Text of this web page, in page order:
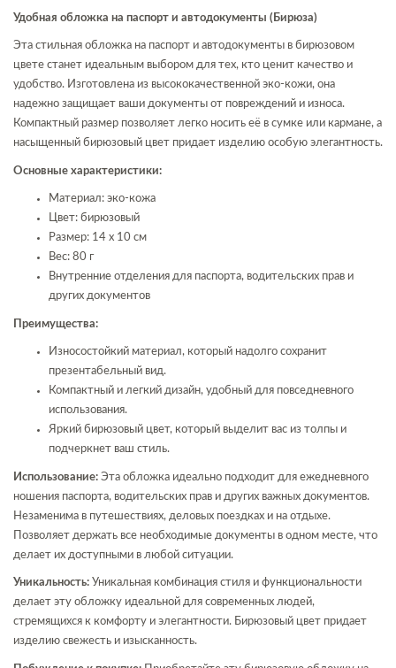
Удобная обложка на паспорт и автодокументы (Бирюза)
Эта стильная обложка на паспорт и автодокументы в бирюзовом
цвете станет идеальным выбором для тех, кто ценит качество и
удобство. Изготовлена из высококачественной эко-кожи, она
надежно защищает ваши документы от повреждений и износа.
Компактный размер позволяет легко носить её в сумке или кармане, а
насыщенный бирюзовый цвет придает изделию особую элегантность.
Основные характеристики:
Материал: эко-кожа
Цвет: бирюзовый
Размер: 14 x 10 см
Вес: 80 г
Внутренние отделения для паспорта, водительских прав и
других документов
Преимущества:
Износостойкий материал, который надолго сохранит
презентабельный вид.
Компактный и легкий дизайн, удобный для повседневного
использования.
Яркий бирюзовый цвет, который выделит вас из толпы и
подчеркнет ваш стиль.
Использование: Эта обложка идеально подходит для ежедневного
ношения паспорта, водительских прав и других важных документов.
Незаменима в путешествиях, деловых поездках и на отдыхе.
Позволяет держать все необходимые документы в одном месте, что
делает их доступными в любой ситуации.
Уникальность: Уникальная комбинация стиля и функциональности
делает эту обложку идеальной для современных людей,
стремящихся к комфорту и элегантности. Бирюзовый цвет придает
изделию свежесть и изысканность.